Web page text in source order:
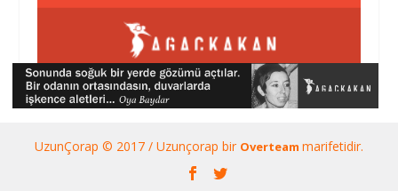
UzunÇorap © 2017 / Uzunçorap bir Overteam marifetidir.